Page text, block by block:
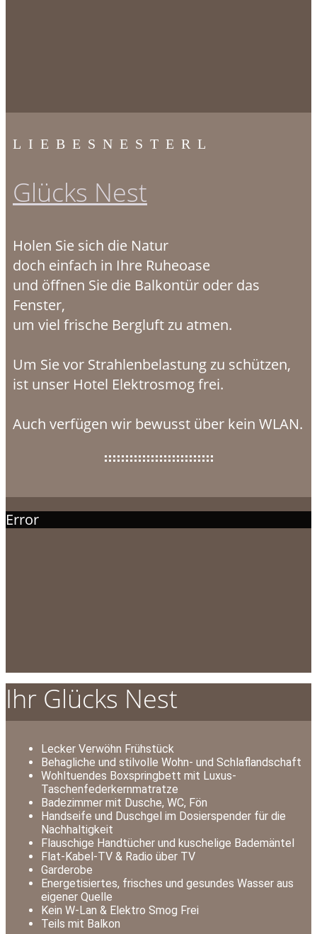
LIEBESNESTERL
Glücks Nest
Holen Sie sich die Natur
doch einfach in Ihre Ruheoase
und öffnen Sie die Balkontür oder das
Fenster,
um viel frische Bergluft zu atmen.
Um Sie vor Strahlenbelastung zu schützen,
ist unser Hotel Elektrosmog frei.
Auch verfügen wir bewusst über kein WLAN.
Error
Ihr Glücks Nest
Lecker Verwöhn Frühstück
Behagliche und stilvolle Wohn- und Schlaflandschaft
Wohltuendes Boxspringbett mit Luxus-
Taschenfederkernmatratze
Badezimmer mit Dusche, WC, Fön
Handseife und Duschgel im Dosierspender für die
Nachhaltigkeit
Flauschige Handtücher und kuschelige Bademäntel
Flat-Kabel-TV & Radio über TV
Garderobe
Energetisiertes, frisches und gesundes Wasser aus
eigener Quelle
Kein W-Lan & Elektro Smog Frei
Teils mit Balkon